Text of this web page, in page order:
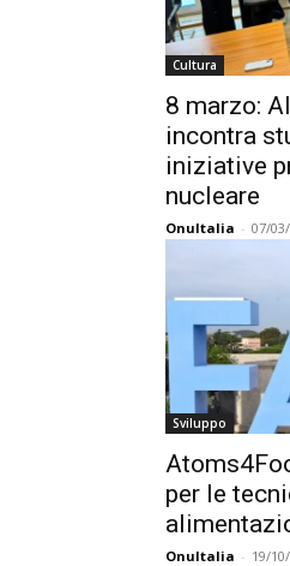
Cultura
8 marzo:
incontra
iniziative
nucleare
OnuItalia - 07/
Sviluppo
per le
OnuItalia - 19/